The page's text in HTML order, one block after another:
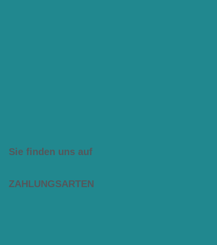
Sie finden uns auf
ZAHLUNGSARTEN